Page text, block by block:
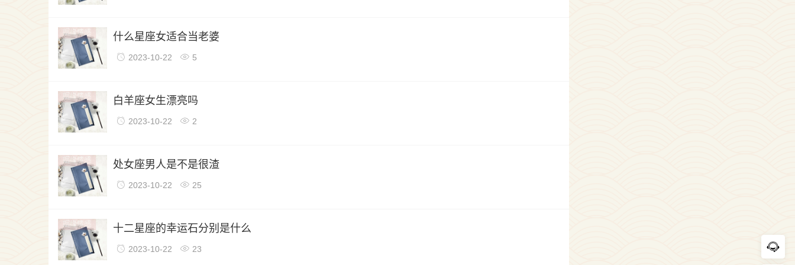
姻缘情感 什么星座女适合当老婆
2023-10-22 5
姻缘情感 白羊座女生漂亮吗
2023-10-22 2
姻缘情感 处女座男人是不是很渣
2023-10-22 25
姻缘情感 十二星座的幸运石分别是什么
2023-10-22 23